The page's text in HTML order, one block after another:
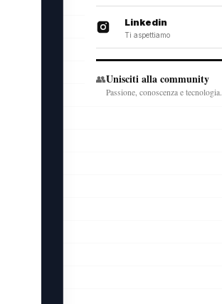
Linkedin
Ti aspettiamo
👥Unisciti alla community
Passione, conoscenza e tecnologia.